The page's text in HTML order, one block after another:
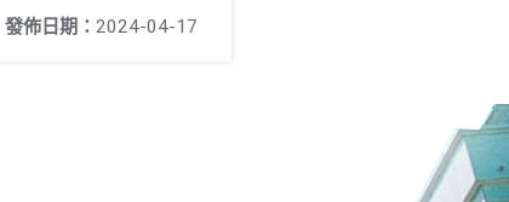
發佈日期： 2024-04-17